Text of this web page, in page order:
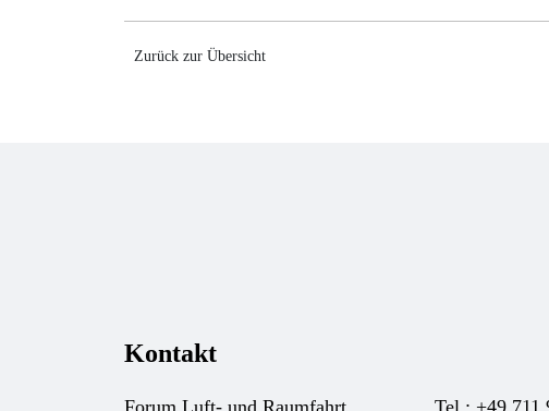
Zurück zur Übersicht
Kontakt
Forum Luft- und Raumfahrt Tel.: +49 711